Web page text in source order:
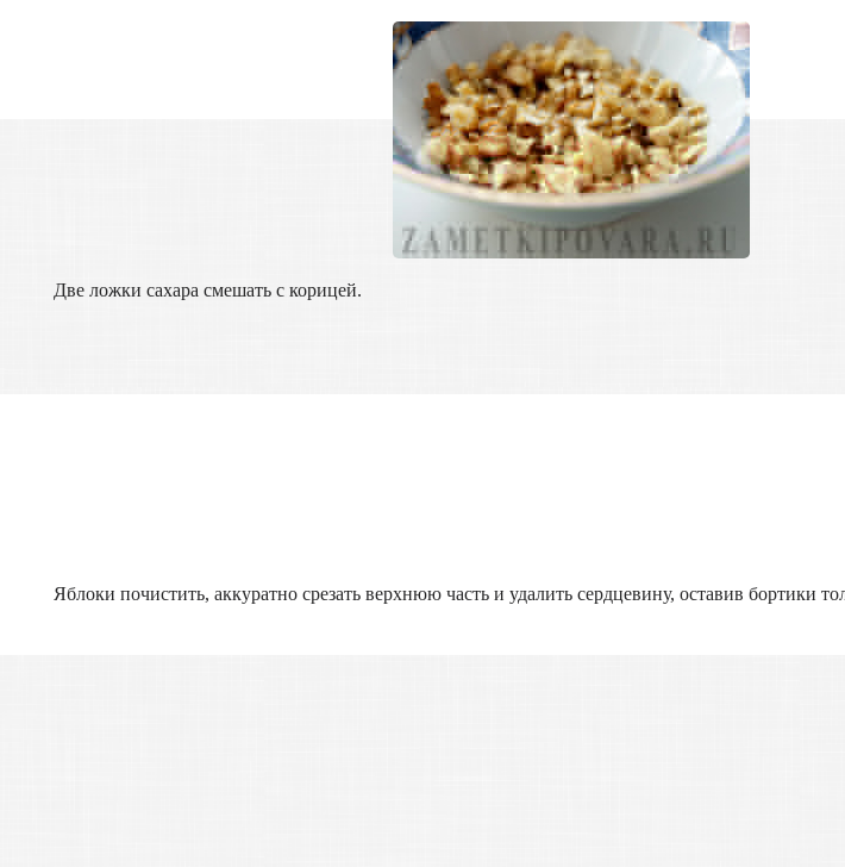
Две ложки сахара смешать с корицей.
Яблоки почистить, аккуратно срезать верхнюю часть и удалить сердцевину, оставив бортики